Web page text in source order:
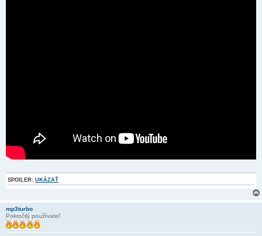
SPOILER: UKÁZAŤ
mp3turbo
Pokročilý používateľ